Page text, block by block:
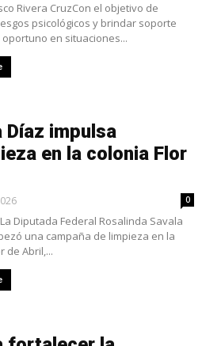
Rivera CruzCon el objetivo de
psicológicos y brindar soporte
en situaciones...
Díaz impulsa
en la colonia Flor
0
Diputada Federal Rosalinda Savala
una campaña de limpieza en la
de Abril,...